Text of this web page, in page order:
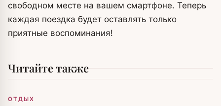
свободном месте на вашем смартфоне. Теперь
каждая поездка будет оставлять только
приятные воспоминания!
Читайте также
ОТДЫХ